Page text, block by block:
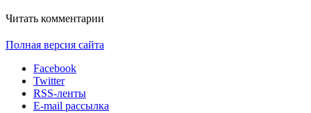
Читать комментарии
Полная версия сайта
Facebook
Twitter
RSS-ленты
E-mail рассылка